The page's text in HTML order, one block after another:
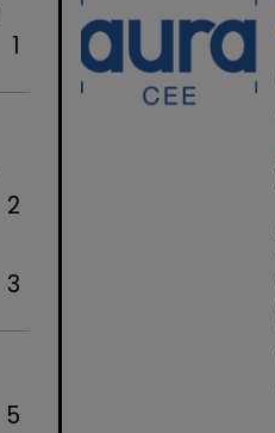
1
2
3
5